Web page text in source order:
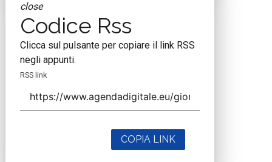
close
Codice Rss
Clicca sul pulsante per copiare il link RSS
negli appunti.
RSS link
COPIA LINK